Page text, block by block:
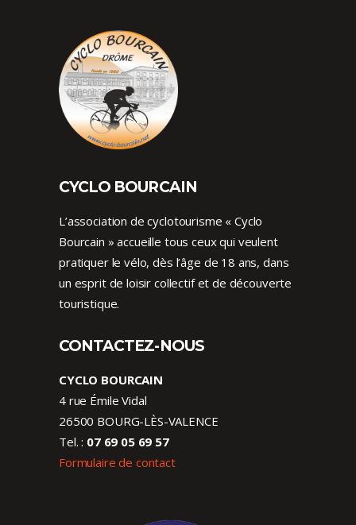
CYCLO BOURCAIN
L’association de cyclotourisme « Cyclo
Bourcain » accueille tous ceux qui veulent
pratiquer le vélo, dès l’âge de 18 ans, dans
un esprit de loisir collectif et de découverte
touristique.
CONTACTEZ-NOUS
CYCLO BOURCAIN
4 rue Émile Vidal
26500 BOURG-LÈS-VALENCE
Tel. : 07 69 05 69 57
Formulaire de contact